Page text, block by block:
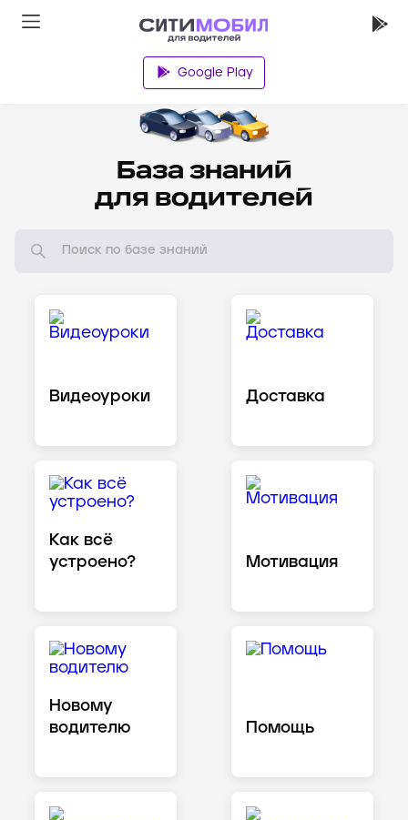
Google Play
База знаний
для водителей
Видеоуроки Доставка
Как всё
устроено?
Мотивация
Новому
водителю
Помощь